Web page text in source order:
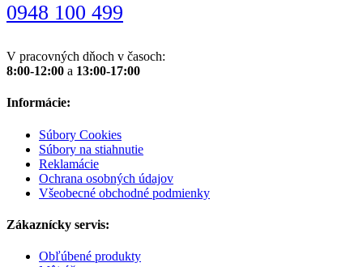
0948 100 499
V pracovných dňoch v časoch:
8:00-12:00 a 13:00-17:00
Informácie:
Súbory Cookies
Súbory na stiahnutie
Reklamácie
Ochrana osobných údajov
Všeobecné obchodné podmienky
Zákaznícky servis:
Obľúbené produkty